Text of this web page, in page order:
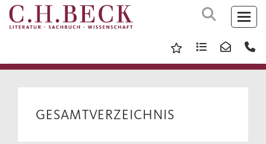
GESAMTVERZEICHNIS